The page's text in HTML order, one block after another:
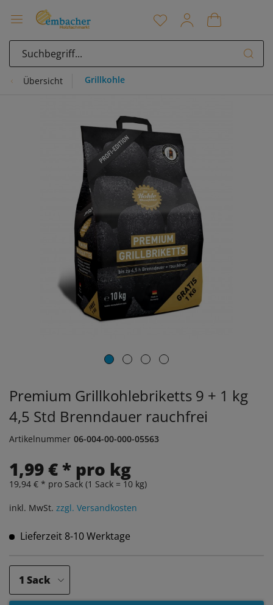
Übersicht Grillkohle
Premium Grillkohlebriketts 9 + 1 kg
4,5 Std Brenndauer rauchfrei
Artikelnummer 06-004-00-000-05563
1,99 € * pro kg
19,94 € * pro Sack (1 Sack = 10 kg)
inkl. MwSt. zzgl. Versandkosten
Lieferzeit 8-10 Werktage